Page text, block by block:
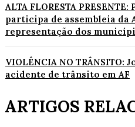
ALTA FLORESTA
participa de assembleia da
representação dos
VIOLÊNCIA NO TRÂNSITO:
acidente de trânsito em AF
ARTIGOS